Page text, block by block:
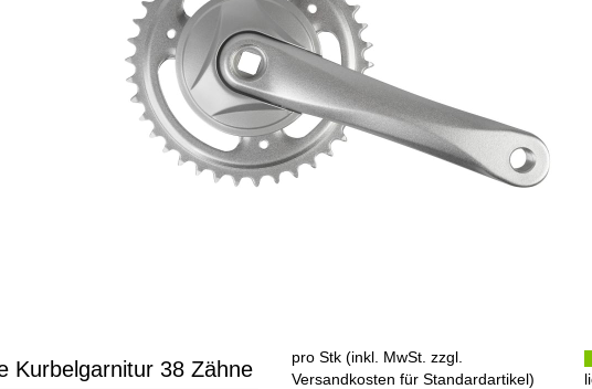
Kurbelgarnitur 38 Zähne
pro Stk (inkl. MwSt. zzgl.
Versandkosten für Standardartikel)